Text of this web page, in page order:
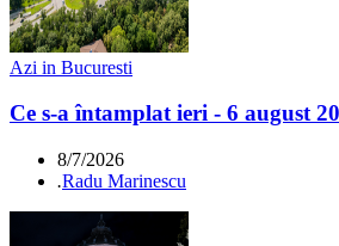
Azi in Bucuresti
Ce s-a întamplat ieri - 6 august
8/7/2026
.Radu Marinescu